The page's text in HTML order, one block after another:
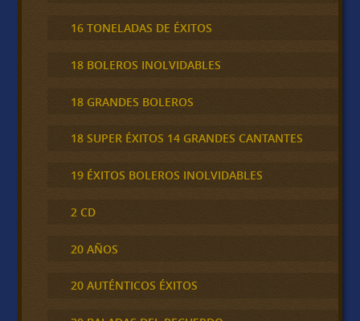
16 TONELADAS DE ÉXITOS
18 BOLEROS INOLVIDABLES
18 GRANDES BOLEROS
18 SUPER ÉXITOS 14 GRANDES CANTANTES
19 ÉXITOS BOLEROS INOLVIDABLES
2 CD
20 AÑOS
20 AUTÉNTICOS ÉXITOS